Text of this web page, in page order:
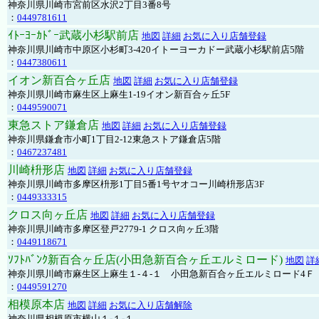
神奈川県川崎市宮前区水沢2丁目3番8号
： 0449781611
ｲﾄｰﾖｰｶﾄﾞｰ武蔵小杉駅前店 地図 詳細 お気に入り店舗登録
神奈川県川崎市中原区小杉町3-420イトーヨーカドー武蔵小杉駅前店5階
： 0447380611
イオン新百合ヶ丘店 地図 詳細 お気に入り店舗登録
神奈川県川崎市麻生区上麻生1-19イオン新百合ヶ丘5F
： 0449590071
東急ストア鎌倉店 地図 詳細 お気に入り店舗登録
神奈川県鎌倉市小町1丁目2-12東急ストア鎌倉店5階
： 0467237481
川崎枡形店 地図 詳細 お気に入り店舗登録
神奈川県川崎市多摩区枡形1丁目5番1号ヤオコー川崎枡形店3F
： 0449333315
クロス向ヶ丘店 地図 詳細 お気に入り店舗登録
神奈川県川崎市多摩区登戸2779-1 クロス向ヶ丘3階
： 0449118671
ｿﾌﾄﾊﾞﾝｸ新百合ヶ丘店(小田急新百合ヶ丘エルミロード) 地図 詳
神奈川県川崎市麻生区上麻生１-４-１ 小田急新百合ヶ丘エルミロード4Ｆ
： 0449591270
相模原本店 地図 詳細 お気に入り店舗解除